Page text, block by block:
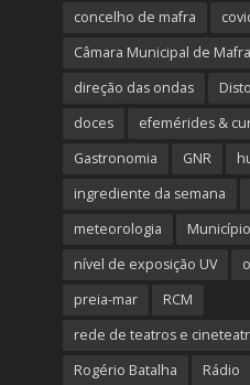
concelho de mafra
Câmara Municipal de Mafra
direção das ondas
doces
efemérides &
Gastronomia
GNR
ingrediente da semana
meteorologia
nível de exposição UV
preia-mar
RCM
rede de teatros e
Rogério Batalha
Rádio